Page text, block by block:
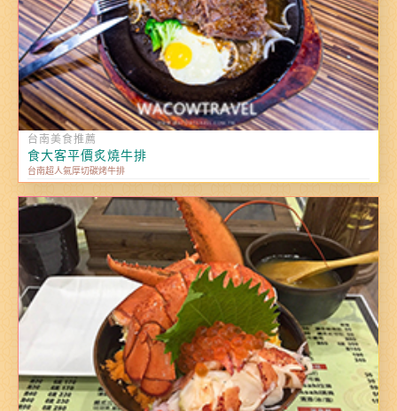
台南美食推薦
食大客平價炙燒牛排
台南超人氣厚切碳烤牛排